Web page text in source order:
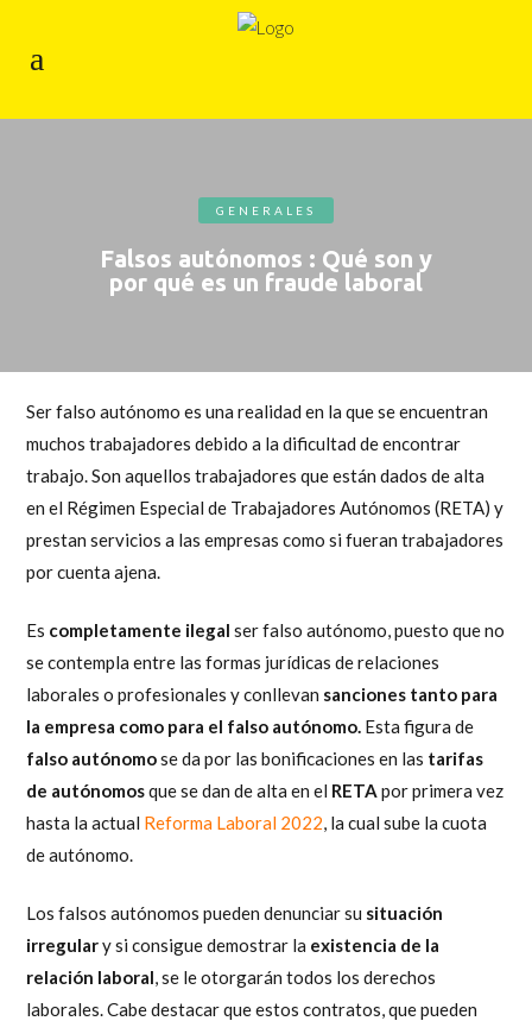
GENERALES
Falsos autónomos : Qué son y
por qué es un fraude laboral
Ser falso autónomoes una realidad en la que se encuentran
muchos trabajadores debido a la dificultad de encontrar
trabajo. Son aquellos trabajadores que están dados de alta
en el Régimen Especial de Trabajadores Autónomos (RETA) y
prestan servicios a las empresas como si fueran trabajadores
por cuenta ajena.
Es completamente ilegalser falso autónomo, puesto que no
se contempla entre las formas jurídicas de relaciones
laborales o profesionales y conllevan sanciones tanto para
la empresa como para el falso autónomo. Esta figura de
falso autónomose da por las bonificaciones en las tarifas
de autónomosque se dan de alta en el RETA por primera vez
hasta la actual Reforma Laboral 2022, la cual sube la cuota
de autónomo.
Los falsos autónomos pueden denunciar su situación
irregulary si consigue demostrar la existencia de la
relación laboral, se le otorgarán todos los derechos
laborales. Cabe destacar que estos contratos, que pueden